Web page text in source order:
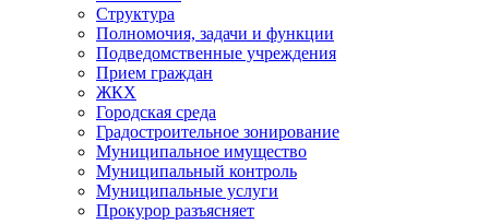
Структура
Полномочия, задачи и функции
Подведомственные учреждения
Прием граждан
ЖКХ
Городская среда
Градостроительное зонирование
Муниципальное имущество
Муниципальный контроль
Муниципальные услуги
Прокурор разъясняет